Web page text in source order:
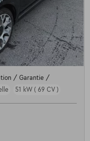
/ Garantie /
51 kW ( 69 CV )